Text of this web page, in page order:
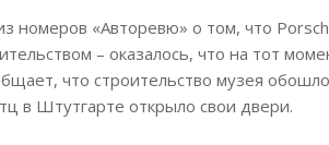
номеров «Авторевю» о том, что
– оказалось, что на тот
что строительство музея
в Штутгарте открыло свои двери.